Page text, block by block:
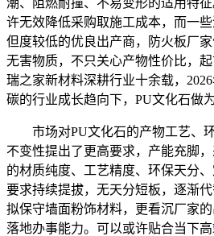
许无效降低采购取施工成本，而一
但度较低的优良出产商，防火板厂
无害物质，不只关心产物性价比，
瑞之家新材料深耕行业十余载，
碳的行业成长趋向下，PU文化石做
市场对PU文化石的产物工艺、环
不变性提出了更高要求，产能充脚
的材质纯度、工艺精度、环保天分
要求持续提拔，无天分短板，逐渐
拟保守墙面粉饰材料，更看沉厂家
落地办事能力。可以或许贴合当下